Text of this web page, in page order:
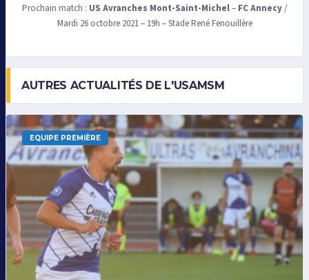
Prochain match : US Avranches Mont-Saint-Michel– FC Annecy/
Mardi 26 octobre 2021 – 19h – Stade René Fenouillère
AUTRES ACTUALITÉS DE L'USAMSM
EQUIPE PREMIÈRE